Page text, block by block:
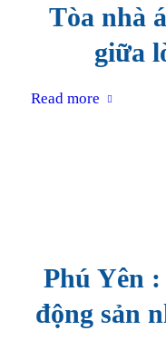
Tòa nhà
giữa
Read more
Phú Yên
động sản